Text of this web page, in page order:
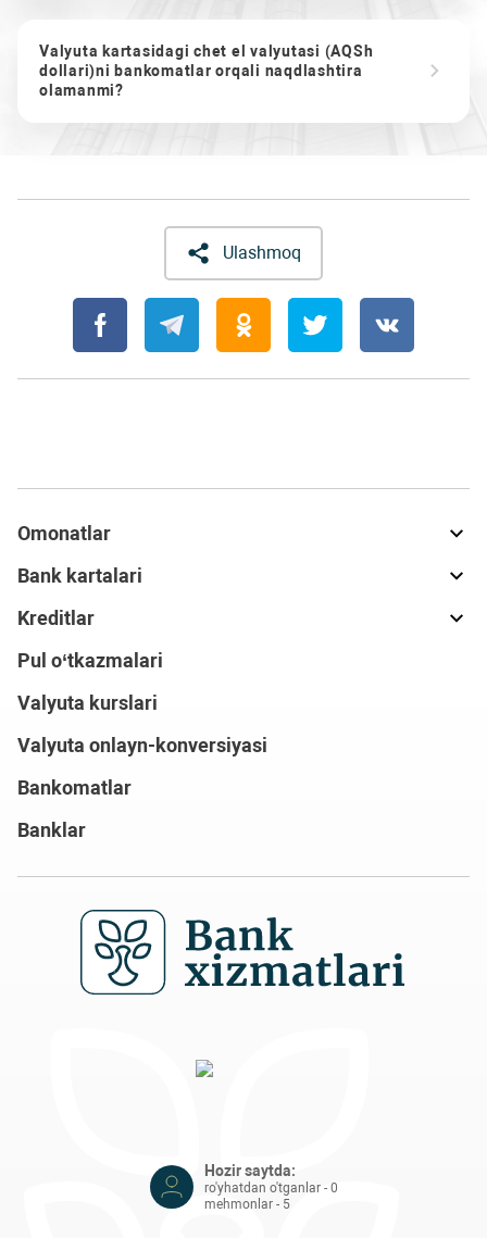
Valyuta kartasidagi chet el valyutasi (AQSh
dollari)ni bankomatlar orqali naqdlashtira
olamanmi?
Ulashmoq
Omonatlar
Bank kartalari
Kreditlar
Pul o‘tkazmalari
Valyuta kurslari
Valyuta onlayn-konversiyasi
Bankomatlar
Banklar
Hozir saytda:
ro'yhatdan o'tganlar - 0
mehmonlar - 5